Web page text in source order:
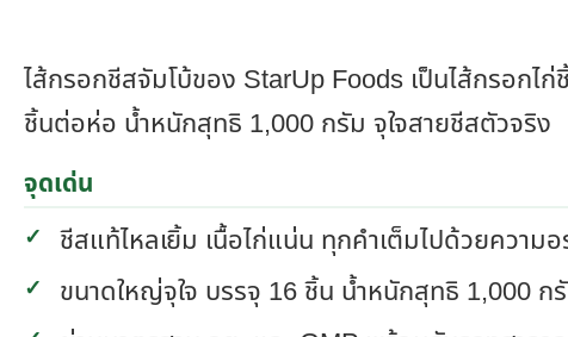
ไส้กรอกชีสจัมโบ้ของ StarUp Foods เป็นไส้กรอก
ชิ้นต่อห่อ น้ำหนักสุทธิ 1,000 กรัม จุใจสายชีสตัวจริง
จุดเด่น
ชีสแท้ไหลเยิ้ม เนื้อไก่แน่น ทุกคำเต็มไปด้วยความ
ขนาดใหญ่จุใจ บรรจุ 16 ชิ้น น้ำหนักสุทธิ 1,000